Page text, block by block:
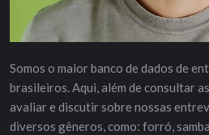
Somos o maior banco de dados de
brasileiros. Aqui, além de consultar
avaliar e discutir sobre nossas
diversos gêneros, como: forró,